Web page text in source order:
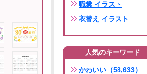
職業 イラスト
衣替え イラスト
人気のキーワード
かわいい（58,633）